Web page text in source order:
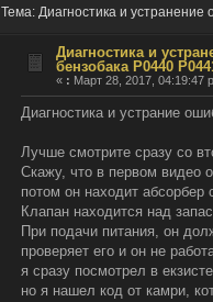
Тема: Диагностика и
Диагностика и
бензобака P0440
« : Март 28, 2017, 04:19:47
Диагностика и устрание
Лучше смотрите сразу со
Скажу, что в первом видео
потом он находит абсорбер
Клапан находится над
При подачи питания, он
проверяет его и он не
я сразу посмотрел в
но я нашел код от камри,